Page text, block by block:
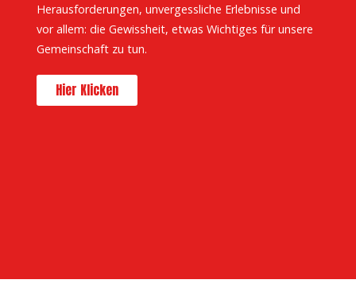
Herausforderungen, unvergessliche Erlebnisse und
vor allem: die Gewissheit, etwas Wichtiges für unsere
Gemeinschaft zu tun.
Hier Klicken